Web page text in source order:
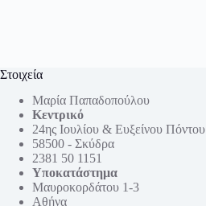
Στοιχεία
Μαρία Παπαδοπούλου
Κεντρικό
24ης Ιουλίου & Ευξείνου Πόντου
58500 - Σκύδρα
2381 50 1151
Υποκατάστημα
Μαυροκορδάτου 1-3
Αθήνα